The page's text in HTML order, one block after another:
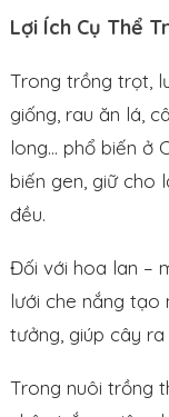
Lợi Ích Cụ Thể
Trong trồng trọt,
giống, rau ăn lá,
long… phổ biến ở
biến gen, giữ cho
đều.
Đối với hoa lan –
lưới che nắng tạo
tưởng, giúp cây
Trong nuôi trồng